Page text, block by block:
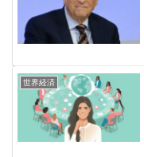
世界経済